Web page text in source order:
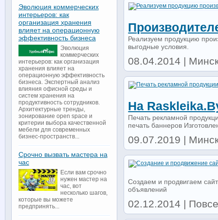
Реализуем продукцию
выгодные условия.
08.04.2014 |
На
Печать рекламной
печать баннеров
09.07.2019 |
Создаем и продвигаем
объявлений
02.12.2014 |
Эволюция коммерческих
интерьеров: как
организация хранения
влияет на операционную
эффективность бизнеса
Эволюция
коммерческих
интерьеров: как организация
хранения влияет на
операционную эффективность
бизнеса. Экспертный анализ
влияния офисной среды и
систем хранения на
продуктивность сотрудников.
Архитектурные тренды,
зонирование open space и
критерии выбора качественной
мебели для современных
бизнес-пространств...
Срочно вызвать мастера на
час
Если вам срочно
нужен мастер на
час, вот
несколько шагов,
которые вы можете
предпринять...